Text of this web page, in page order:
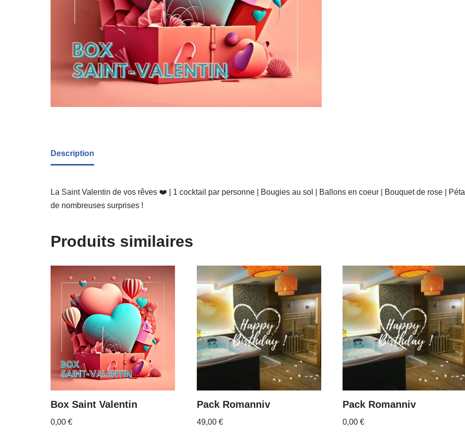
Description
La Saint Valentin de vos rêves ❤️ | 1 cocktail par personne | Bougies au sol | Ballons en coeur | Bouquet de rose |
de nombreuses surprises !
Produits similaires
Box Saint Valentin
0,00 €
Pack Romanniv
49,00 €
Pack Romanniv
0,00€